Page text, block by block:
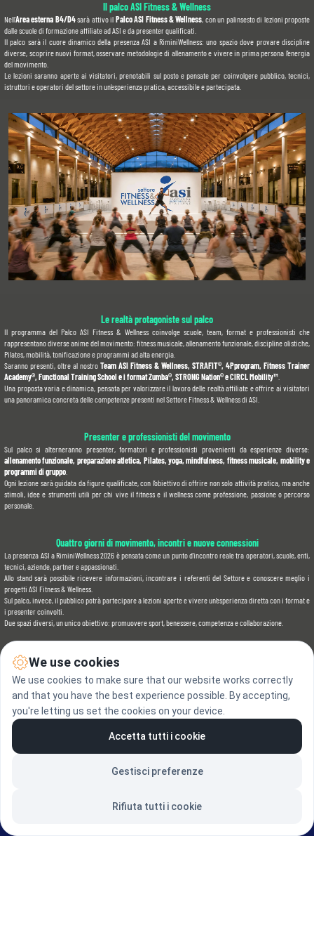
Il palco ASI Fitness & Wellness
Nell’Area esterna B4/D4 sarà attivo il Palco ASI Fitness & Wellness, con un palinsesto di lezioni proposte
dalle scuole di formazione affiliate ad ASI e da presenter qualificati.
Il palco sarà il cuore dinamico della presenza ASI a RiminiWellness: uno spazio dove provare discipline
diverse, scoprire nuovi format, osservare metodologie di allenamento e vivere in prima persona l’energia
del movimento.
Le lezioni saranno aperte ai visitatori, prenotabili sul posto e pensate per coinvolgere pubblico, tecnici,
istruttori e operatori del settore in un’esperienza pratica, accessibile e partecipata.
Le realtà protagoniste sul palco
Il programma del Palco ASI Fitness & Wellness coinvolge scuole, team, format e professionisti che
rappresentano diverse anime del movimento: fitness musicale, allenamento funzionale, discipline olistiche,
Pilates, mobilità, tonificazione e programmi ad alta energia.
Saranno presenti, oltre al nostro Team ASI Fitness & Wellness, STRAFIT®, 4Pprogram, Fitness Trainer
Academy®, Functional Training School e i format Zumba®, STRONG Nation® e CIRCL Mobility™
Una proposta varia e dinamica, pensata per valorizzare il lavoro delle realtà affiliate e offrire ai visitatori
una panoramica concreta delle competenze presenti nel Settore Fitness & Wellness di ASI.
Presenter e professionisti del movimento
allenamento funzionale, preparazione atletica, Pilates, yoga, mindfulness, fitness musicale, mobility e
programmi di gruppo
Ogni lezione sarà guidata da figure qualificate, con l’obiettivo di offrire non solo attività pratica, ma anche
stimoli, idee e strumenti utili per chi vive il fitness e il wellness come professione, passione o percorso
personale.
Quattro giorni di movimento, incontri e nuove connessioni
La presenza ASI a RiminiWellness 2026 è pensata come un punto d’incontro reale tra operatori, scuole, enti,
tecnici, aziende, partner e appassionati.
Allo stand sarà possibile ricevere informazioni, incontrare i referenti del Settore e conoscere meglio i
progetti ASI Fitness & Wellness.
Sul palco, invece, il pubblico potrà partecipare a lezioni aperte e vivere un’esperienza diretta con i format e
i presenter coinvolti.
Due spazi diversi, un unico obiettivo: promuovere sport, benessere, competenza e collaborazione.
Scarica il programma completo
Consulta il programma completo del Palco ASI Fitness & Wellness a RiminiWellness 2026, con giornate, orari,
lezioni, presenter, scuole coinvolte e informazioni utili.
Scarica il Programma
We use cookies
We use cookies to make sure that our website works correctly
and that you have the best experience possible. By accepting,
you're letting us set the cookies on your device.
Rifiuta tutti i cookie
Gestisci preferenze
Accetta tutti i cookie